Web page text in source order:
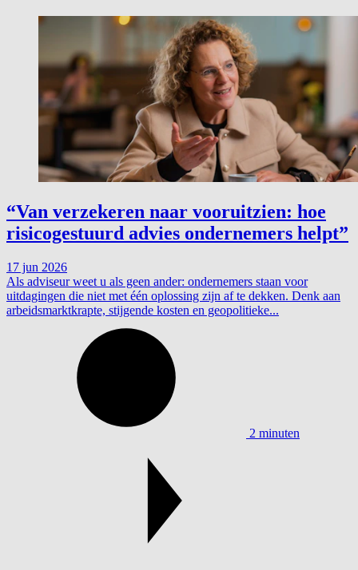
“Van verzekeren naar vooruitzien: hoe
risicogestuurd advies ondernemers helpt”
17 jun 2026
Als adviseur weet u als geen ander: ondernemers staan voor
uitdagingen die niet met één oplossing zijn af te dekken. Denk aan
arbeidsmarktkrapte, stijgende kosten en geopolitieke...
2 minuten